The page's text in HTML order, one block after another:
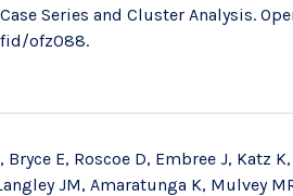
Series and Cluster Analysis.
ofz088.
E, Roscoe D, Embree J, Katz
JM, Amaratunga K, Mulvey